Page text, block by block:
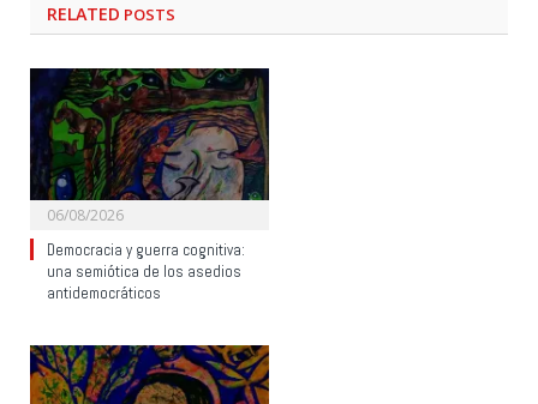
RELATED POSTS
06/08/2026
Democracia y guerra cognitiva:
una semiótica de los asedios
antidemocráticos